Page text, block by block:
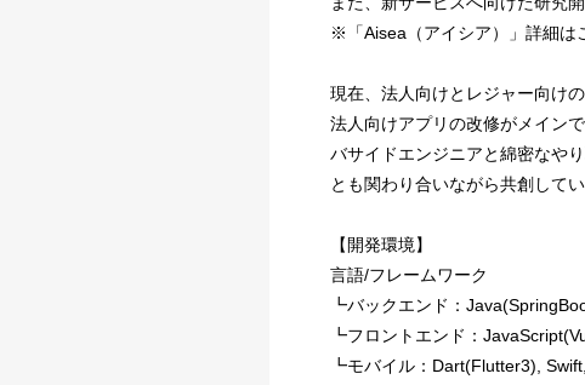
※「Aisea（アイシア）」詳細は
現在、法人向けとレジャー向け
法人向けアプリの改修がメイン
バサイドエンジニアと綿密なや
とも関わり合いながら共創してい
【開発環境】
言語/フレームワーク
┗バックエンド：
┗フロントエンド：
┗モバイル：Dart(Flutter3),